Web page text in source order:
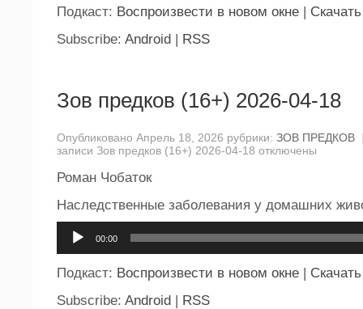
Подкаст: Воспроизвести в новом окне | Скачать
Subscribe: Android | RSS
Зов предков (16+) 2026-04-18
Опубликовано Апрель 18, 2026 рубрики: ЗОВ ПРЕДКОВ
записи Зов предков (16+) 2026-04-18 отключены
Роман Чобаток
Наследственные заболевания у домашних
00:00
Подкаст: Воспроизвести в новом окне | Скачать
Subscribe: Android | RSS